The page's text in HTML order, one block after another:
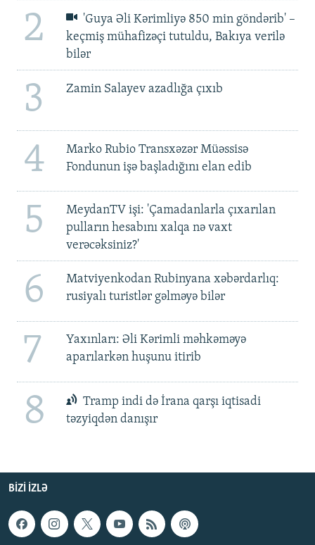
2
'Guya Əli Kərimliyə 850 min göndərib' –
keçmiş mühafizəçi tutuldu, Bakıya verilə
bilər
3 Zamin Salayev azadlığa çıxıb
4
Marko Rubio Transxəzər Müəssisə
Fondunun işə başladığını elan edib
5
MeydanTV işi: 'Çamadanlarla çıxarılan
pulların hesabını xalqa nə vaxt
verəcəksiniz?'
6
Matviyenkodan Rubinyana xəbərdarlıq:
rusiyalı turistlər gəlməyə bilər
7
Yaxınları: Əli Kərimli məhkəməyə
aparılarkən huşunu itirib
8
Tramp indi də İrana qarşı iqtisadi
təzyiqdən danışır
BIZI IZLƏ